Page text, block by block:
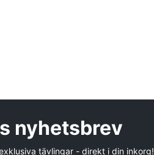
nyhetsbrev
tävlingar - direkt i din inkorg!